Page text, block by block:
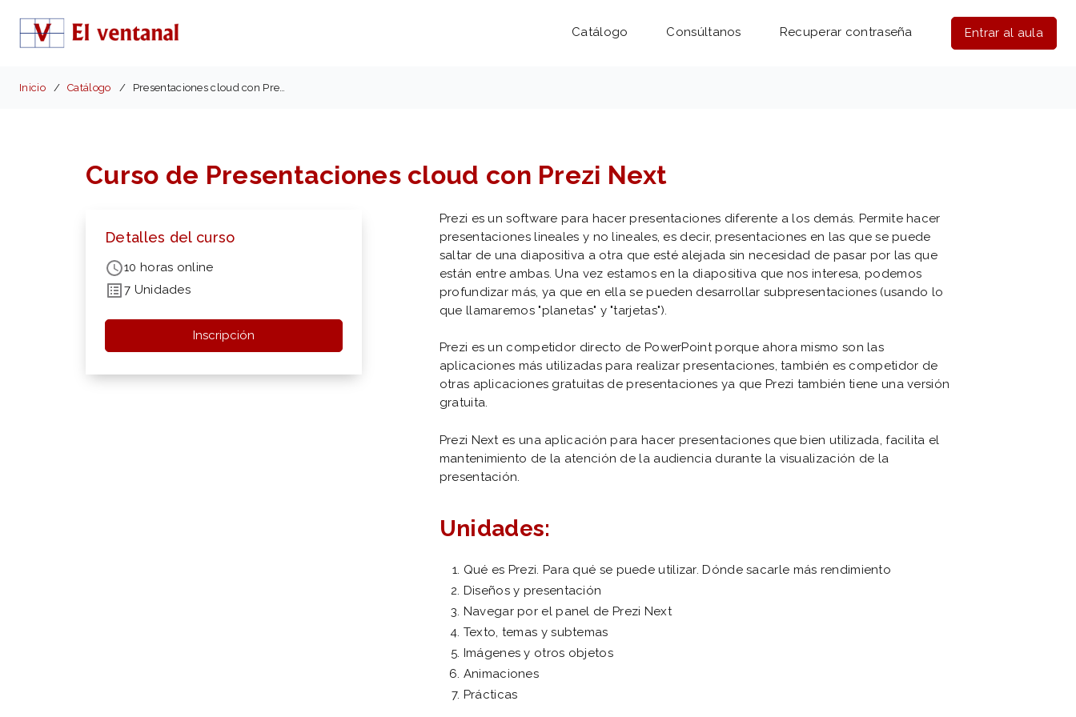
Catálogo Consúltanos Recuperar contraseña Entrar al aula
Inicio Catálogo Presentaciones cloud con Prezi Next
Curso de Presentaciones cloud con Prezi Next
Detalles del curso
10 horas online
7 Unidades
Inscripción
Prezi es un software para hacer presentaciones diferente a los demás. Permite hacer
presentaciones lineales y no lineales, es decir, presentaciones en las que se puede
saltar de una diapositiva a otra que esté alejada sin necesidad de pasar por las que
están entre ambas. Una vez estamos en la diapositiva que nos interesa, podemos
profundizar más, ya que en ella se pueden desarrollar subpresentaciones (usando lo
que llamaremos "planetas" y "tarjetas").
Prezi es un competidor directo de PowerPoint porque ahora mismo son las
aplicaciones más utilizadas para realizar presentaciones, también es competidor de
otras aplicaciones gratuitas de presentaciones ya que Prezi también tiene una versión
gratuita.
Prezi Next es una aplicación para hacer presentaciones que bien utilizada, facilita el
mantenimiento de la atención de la audiencia durante la visualización de la
presentación.
Unidades:
Qué es Prezi. Para qué se puede utilizar. Dónde sacarle más rendimiento
Diseños y presentación
Navegar por el panel de Prezi Next
Texto, temas y subtemas
Imágenes y otros objetos
Animaciones
Prácticas